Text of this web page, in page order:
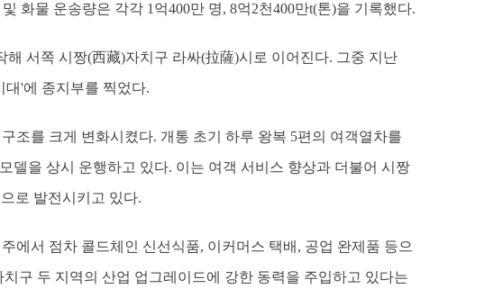
화물 운송량은 각각 1억400만 명, 8억2천400만t(톤)을 기록했다.
서쪽 시짱(西藏)자치구 라싸(拉薩)시로 이어진다. 그중 지난
대'에 종지부를 찍었다.
조를 크게 변화시켰다. 개통 초기 하루 왕복 5편의 여객열차를
델을 상시 운행하고 있다. 이는 여객 서비스 향상과 더불어 시짱
로 발전시키고 있다.
에서 점차 콜드체인 신선식품, 이커머스 택배, 공업 완제품 등으
구 두 지역의 산업 업그레이드에 강한 동력을 주입하고 있다는